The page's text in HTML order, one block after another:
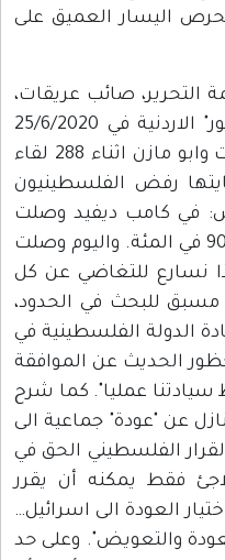
اليسار العميق على
التحرير، صائب عريقات،
كشف النقاب لصحيفة "الدستور" الاردنية في 25/6/2020
تفاصيل المفاوضات بين اولمرت وابو مازن اثناء 288 لقاء
في نهايتها رفض الفلسطينيون
في كامب ديفيد وصلت
(اقتراحات اسرائيل – د.ش) الى 90 في المئة. واليوم وصلت
لماذا نسارع للتغاضي عن كل
مسبق للبحث في الحدود،
الدولة الفلسطينية في
محظور الحديث عن الموافقة
سيادتنا عمليا". كما شرح
عن "عودة" جماعية الى
الفلسطيني الحق في
فقط يمكنه أن يقرر
العودة الى اسرائيل…
والتعويض". وعلى حد